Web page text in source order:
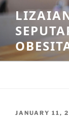
Skip
to
content
POSTED
JANUARY 11,